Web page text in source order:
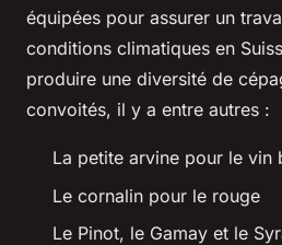
équipées pour assurer un
conditions climatiques en
produire une diversité de
convoités, il y a entre autres :
La petite arvine pour le vin
Le cornalin pour le rouge
Le Pinot, le Gamay et le